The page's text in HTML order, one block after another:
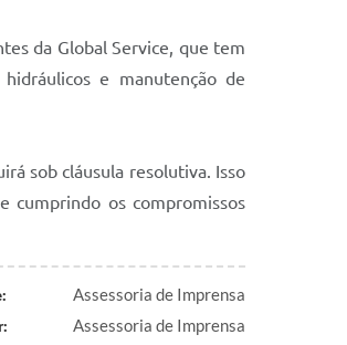
da Global Service, que tem
e manutenção de
sob cláusula resolutiva. Isso
cumprindo os compromissos
Assessoria de Imprensa
Assessoria de Imprensa